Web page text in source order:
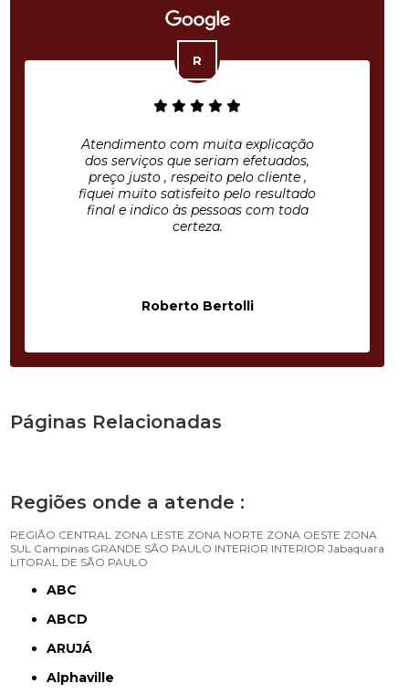
Atendimento com muita explicação
dos serviços que seriam efetuados,
preço justo , respeito pelo cliente ,
fiquei muito satisfeito pelo resultado
final e indico às pessoas com toda
certeza.
Roberto Bertolli
Páginas Relacionadas
Regiões onde a atende :
REGIÃO CENTRAL ZONA LESTE ZONA NORTE ZONA OESTE ZONA
SUL Campinas GRANDE SÃO PAULO INTERIOR INTERIOR Jabaquara
LITORAL DE SÃO PAULO
ABC
ABCD
ARUJÁ
Alphaville